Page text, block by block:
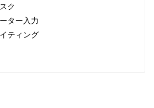
ク
ター入力
ティング